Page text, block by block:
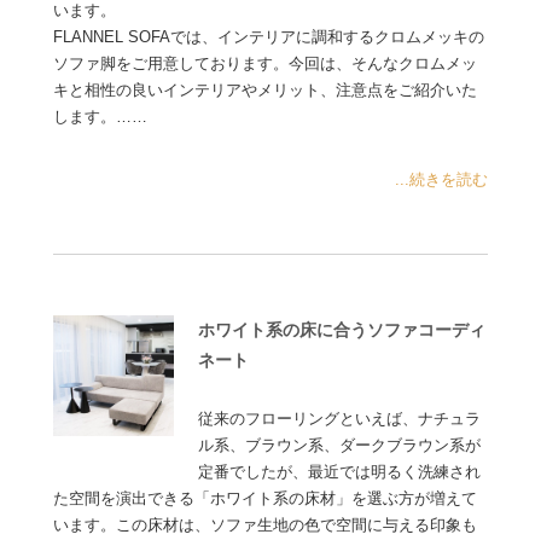
います。
FLANNEL SOFAでは、インテリアに調和するクロムメッキの
ソファ脚をご用意しております。今回は、そんなクロムメッ
キと相性の良いインテリアやメリット、注意点をご紹介いた
します。……
...続きを読む
ホワイト系の床に合うソファコーディ
ネート
従来のフローリングといえば、ナチュラ
ル系、ブラウン系、ダークブラウン系が
定番でしたが、最近では明るく洗練され
た空間を演出できる「ホワイト系の床材」を選ぶ方が増えて
います。この床材は、ソファ生地の色で空間に与える印象も